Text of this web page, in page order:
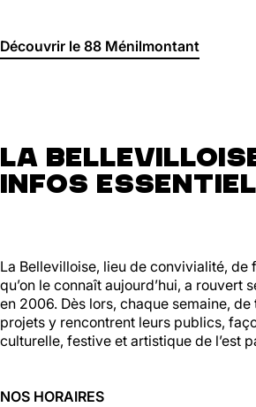
Découvrir le 88 Ménilmontant
La
infos
La Bellevilloise, lieu de convivialité, de
qu’on le connaît aujourd’hui, a rouvert
en 2006. Dès lors, chaque semaine,
projets y rencontrent leurs publics,
culturelle, festive et artistique de l’est
NOS HORAIRES